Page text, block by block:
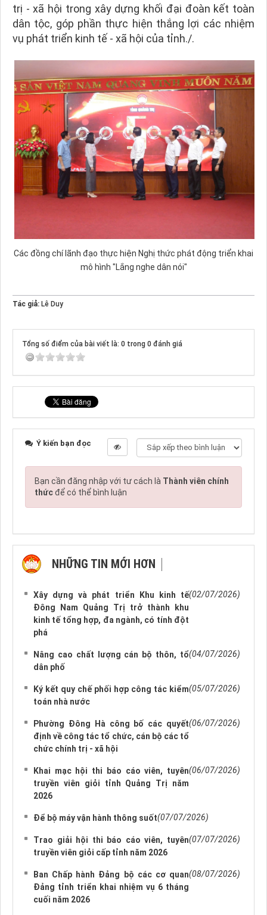
trị - xã hội trong xây dựng khối đại đoàn kết toàn
dân tộc, góp phần thực hiện thắng lợi các nhiệm
vụ phát triển kinh tế - xã hội của tỉnh./.
Các đồng chí lãnh đạo thực hiện Nghị thức phát động triển khai
mô hình "Lắng nghe dân nói"
Tác giả: Lê Duy
Tổng số điểm của bài viết là: 0 trong 0 đánh giá
Ý kiến bạn đọc
Bạn cần đăng nhập với tư cách là Thành viên chính
thứcđể có thể bình luận
NHỮNG TIN MỚI HƠN
Xây dựng và phát triển Khu kinh tế
Đông Nam Quảng Trị trở thành khu
kinh tế tổng hợp, đa ngành, có tính đột
phá
(02/07/2026)
Nâng cao chất lượng cán bộ thôn, tổ
dân phố
(04/07/2026)
Ký kết quy chế phối hợp công tác kiểm
toán nhà nước
(05/07/2026)
Phường Đông Hà công bố các quyết
định về công tác tổ chức, cán bộ các tổ
chức chính trị - xã hội
(06/07/2026)
Khai mạc hội thi báo cáo viên, tuyên
truyền viên giỏi tỉnh Quảng Trị năm
2026
(06/07/2026)
Để bộ máy vận hành thông suốt(07/07/2026)
Trao giải hội thi báo cáo viên, tuyên
truyền viên giỏi cấp tỉnh năm 2026
(07/07/2026)
Ban Chấp hành Đảng bộ các cơ quan
Đảng tỉnh triển khai nhiệm vụ 6 tháng
cuối năm 2026
(08/07/2026)